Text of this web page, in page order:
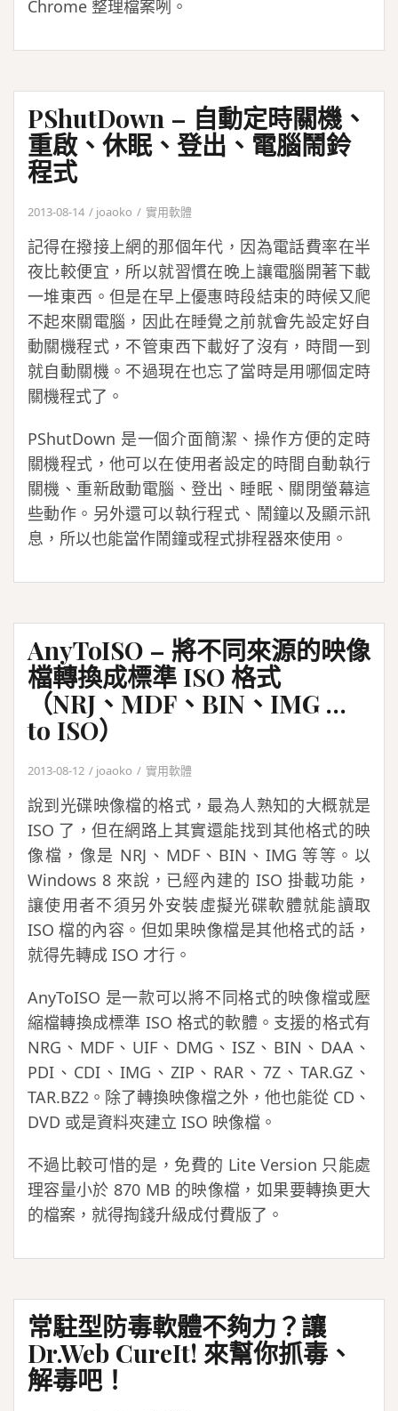
Chrome 整理檔案咧。
PShutDown – 自動定時關機、
重啟、休眠、登出、電腦鬧鈴
程式
2013-08-14 joaoko 實用軟體
記得在撥接上網的那個年代，因為電話費率在半
夜比較便宜，所以就習慣在晚上讓電腦開著下載
一堆東西。但是在早上優惠時段結束的時候又爬
不起來關電腦，因此在睡覺之前就會先設定好自
動關機程式，不管東西下載好了沒有，時間一到
就自動關機。不過現在也忘了當時是用哪個定時
關機程式了。
PShutDown 是一個介面簡潔、操作方便的定時
關機程式，他可以在使用者設定的時間自動執行
關機、重新啟動電腦、登出、睡眠、關閉螢幕這
些動作。另外還可以執行程式、鬧鐘以及顯示訊
息，所以也能當作鬧鐘或程式排程器來使用。
AnyToISO – 將不同來源的映像
檔轉換成標準 ISO 格式
（NRJ、MDF、BIN、IMG …
to ISO）
2013-08-12 joaoko 實用軟體
說到光碟映像檔的格式，最為人熟知的大概就是
ISO 了，但在網路上其實還能找到其他格式的映
像檔，像是 NRJ、MDF、BIN、IMG 等等。以
Windows 8 來說，已經內建的 ISO 掛載功能，
讓使用者不須另外安裝虛擬光碟軟體就能讀取
ISO 檔的內容。但如果映像檔是其他格式的話，
就得先轉成 ISO 才行。
AnyToISO 是一款可以將不同格式的映像檔或壓
縮檔轉換成標準 ISO 格式的軟體。支援的格式有
NRG、MDF、UIF、DMG、ISZ、BIN、DAA、
PDI、CDI、IMG、ZIP、RAR、7Z、TAR.GZ、
TAR.BZ2。除了轉換映像檔之外，他也能從 CD、
DVD 或是資料夾建立 ISO 映像檔。
不過比較可惜的是，免費的 Lite Version 只能處
理容量小於 870 MB 的映像檔，如果要轉換更大
的檔案，就得掏錢升級成付費版了。
常駐型防毒軟體不夠力？讓
Dr.Web CureIt! 來幫你抓毒、
解毒吧！